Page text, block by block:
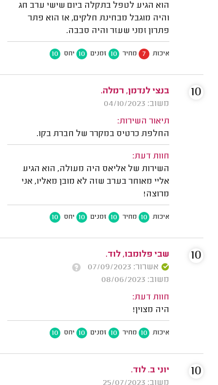
הוא הגיע לטפל בתקלה ביום שישי ערב חג
והיה מוגבל מבחינת חלקים, אז הוא פתר
פתרון זמני שעזר והיה סבבה.
איכות 7 מחיר 10 זמנים 10 יחס 10
בנצי לנדמן, רמלה.
משוב: 04/10/2023
תיאור השירות:
החלפת כרטיס במקרר של חברת בקו.
חוות דעת:
השירות של אליאס היה מעולה, הוא הגיע
אליי מאוחר בערב שזה לא מובן מאליו, אני
מרוצה!
איכות 10 מחיר 10 זמנים 10 יחס 10
10
שבי פלומבו, לוד.
אשרור: 07/09/2023
משוב: 08/06/2023
חוות דעת:
היה מצוין!
איכות 10 מחיר 10 זמנים 10 יחס 10
10
יוני ב. לוד.
משוב: 25/07/2023
10